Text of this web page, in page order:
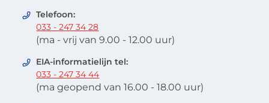
Telefoon:
033 - 247 34 28
(ma - vrij van 9.00 - 12.00 uur)
EIA-informatielijn tel:
033 - 247 34 44
(ma geopend van 16.00 - 18.00 uur)